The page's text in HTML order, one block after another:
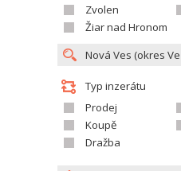
Zvolen
Žiar nad Hronom
Typ inzerátu
Prodej
Koupě
Dražba